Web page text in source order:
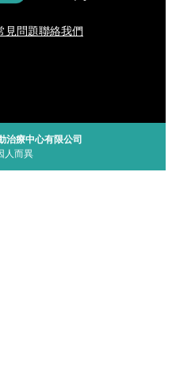
見問題聯絡我們
治療中心有限公司
人而異